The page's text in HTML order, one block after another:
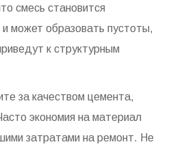
смесь становится
может образовать пустоты,
к структурным
за качеством цемента,
экономия на материал
затратами на ремонт. Не